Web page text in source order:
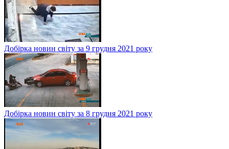
Добірка новин світу за 9 грудня 2021 року
Добірка новин світу за 8 грудня 2021 року